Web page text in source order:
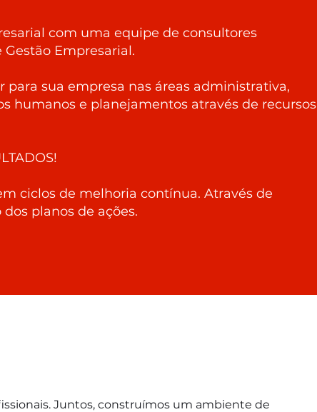
com uma equipe de consultores
Gestão Empresarial.
para sua empresa nas áreas administrativa,
humanos e planejamentos através de recursos
ciclos de melhoria contínua. Através de
planos de ações.
Juntos, construímos um ambiente de